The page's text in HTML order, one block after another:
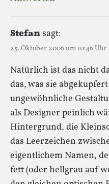
Stefansagt:
25. Oktober 2006 um 10:46 Uhr
Natürlich ist das nicht
das, was sie
ungewöhnliche
als Designer peinlich
Hintergrund, die
das Leerzeichen
eigentlichem Namen,
fett (oder hellgrau auf